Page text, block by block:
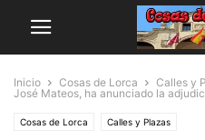
Inicio Cosas de Lorca Calles y
José Mateos, ha anunciado la
Cosas de Lorca Calles y Plazas